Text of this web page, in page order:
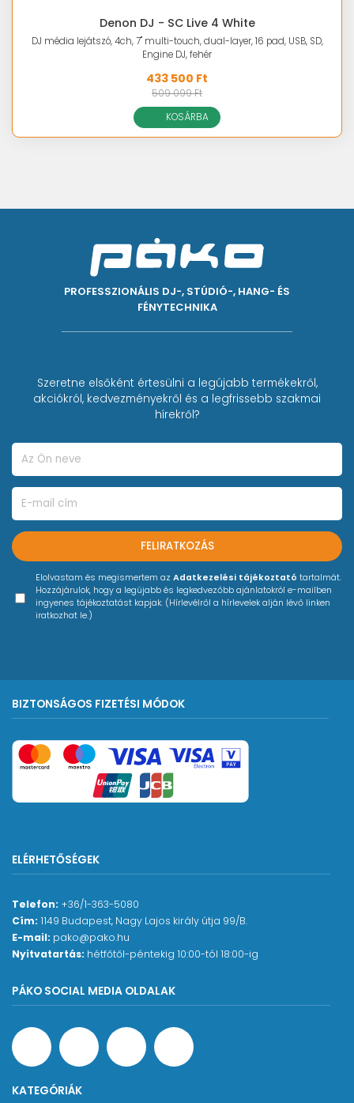
Denon DJ - SC Live 4 White
DJ média lejátszó, 4ch, 7" multi-touch, dual-layer, 16 pad, USB, SD,
Engine DJ, fehér
433 500 Ft
509 099 Ft
KOSÁRBA
PROFESSZIONÁLIS DJ-, STÚDIÓ-, HANG- ÉS
FÉNYTECHNIKA
Szeretne elsőként értesülni a legújabb termékekről,
akciókról, kedvezményekről és a legfrissebb szakmai
hírekről?
FELIRATKOZÁS
Elolvastam és megismertem az Adatkezelési tájékoztató tartalmát.
Hozzájárulok, hogy a legújabb és legkedvezőbb ajánlatokról e-mailben
ingyenes tájékoztatást kapjak. (Hírlevélről a hírlevelek alján lévő linken
iratkozhat le.)
BIZTONSÁGOS FIZETÉSI MÓDOK
ELÉRHETŐSÉGEK
Telefon: +36/1-363-5080
Cím: 1149 Budapest, Nagy Lajos király útja 99/B.
E-mail: pako@pako.hu
Nyitvatartás: hétfőtől-péntekig 10:00-tól 18:00-ig
PÁKO SOCIAL MEDIA OLDALAK
KATEGÓRIÁK